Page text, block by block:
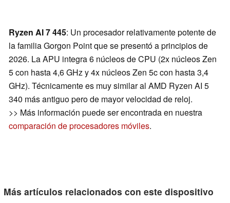
Ryzen AI 7 445: Un procesador relativamente potente de
la familia Gorgon Point que se presentó a principios de
2026. La APU integra 6 núcleos de CPU (2x núcleos Zen
5 con hasta 4,6 GHz y 4x núcleos Zen 5c con hasta 3,4
GHz). Técnicamente es muy similar al AMD Ryzen AI 5
340 más antiguo pero de mayor velocidad de reloj.
>> Más información puede ser encontrada en nuestra
comparación de procesadores móviles.
Más artículos relacionados con este dispositivo